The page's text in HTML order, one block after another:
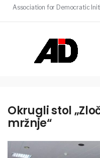
Association for Democratic
Okrugli stol
mržnje“